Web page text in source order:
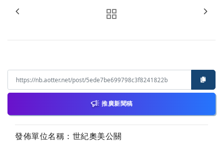
推廣新聞稿
發佈單位名稱：世紀奧美公關